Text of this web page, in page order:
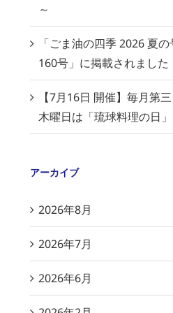
～
「ごま油の四季 2026 夏の
160号」に掲載されました
【7月16日 開催】毎月第三
木曜日は「琉球料理の日」
アーカイブ
2026年8月
2026年7月
2026年6月